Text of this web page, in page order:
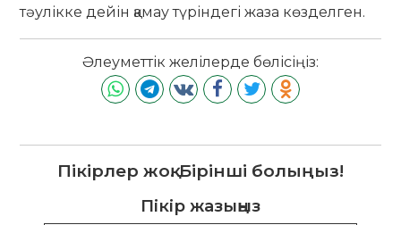
тәулікке дейін қамау түріндегі жаза көзделген.
Әлеуметтік желілерде бөлісіңіз:
Пікірлер жоқ. Бірінші болыңыз!
Пікір жазыңыз